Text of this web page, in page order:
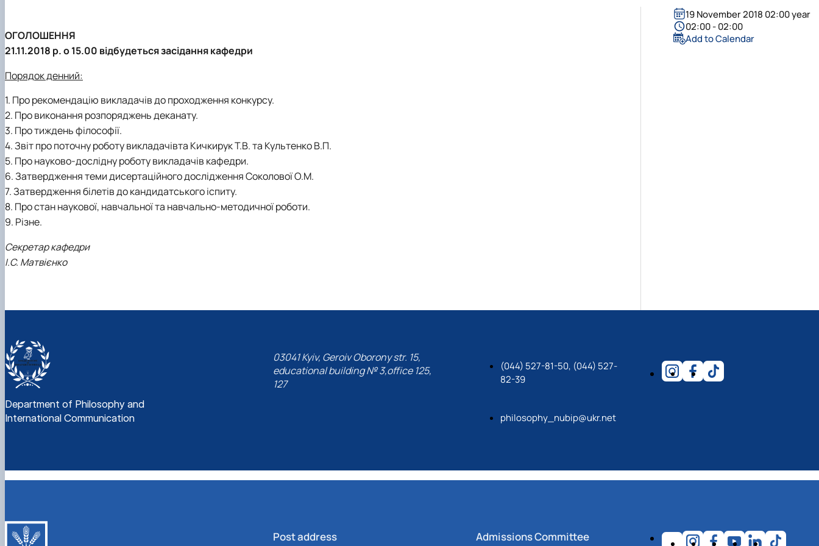
Наші соцмережі
Як з нами зв'язатись?
Scientific club «Ключ до істини»
Scientific club «Пізнай самого себе»
Scientific club «Світоглядні імплікації науки майбутнього»
Scientific club «Сутність людини»
Scientific club «Філософсько-дискусійний клуб»
Scientific club «Філософські проблеми міжособистісної та міжгрупової комунікаці…
Scientific club «Історія держави і права України»
ОГОЛОШЕННЯ
21.11.2018 р. о 15.00 відбудеться засідання кафедри
Порядок денний:
1. Про рекомендацію викладачів до проходження конкурсу.
2. Про виконання розпоряджень деканату.
3. Про тиждень філософії.
4. Звіт про поточну роботу викладачівта Кичкирук Т.В. та Культенко В.П.
5. Про науково-дослідну роботу викладачів кафедри.
6. Затвердження теми дисертаційного дослідження Соколової О.М.
7. Затвердження білетів до кандидатського іспиту.
8. Про стан наукової, навчальної та навчально-методичної роботи.
9. Різне.
Секретар кафедри
І.С. Матвієнко
19 November 2018 02:00 year
02:00 - 02:00
Add to Calendar
Department of Philosophy and
International Communication
03041 Kyiv, Geroiv Oborony str. 15,
educational building № 3,office 125,
127
(044) 527-81-50, (044) 527-
82-39
philosophy_nubip@ukr.net
Post address Admissions Committee